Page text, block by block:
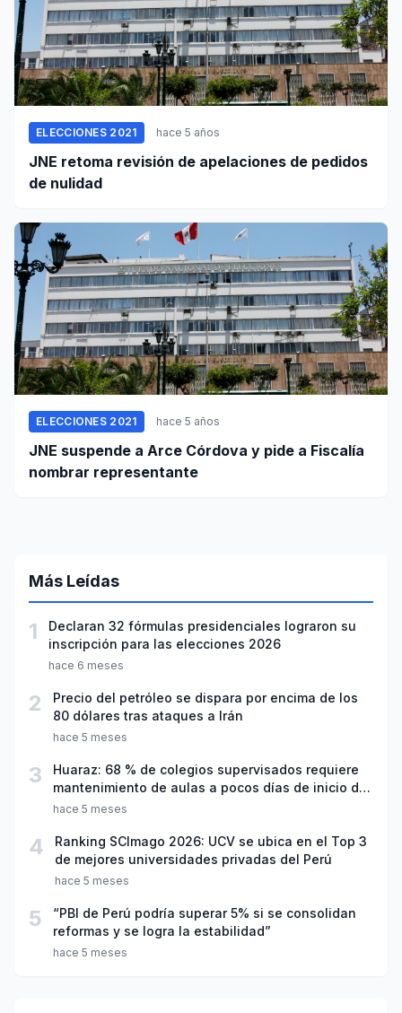
ELECCIONES 2021 hace 5 años
JNE retoma revisión de apelaciones de pedidos
de nulidad
ELECCIONES 2021 hace 5 años
JNE suspende a Arce Córdova y pide a Fiscalía
nombrar representante
Más Leídas
1
Declaran 32 fórmulas presidenciales lograron su
inscripción para las elecciones 2026
hace 6 meses
2
Precio del petróleo se dispara por encima de los
80 dólares tras ataques a Irán
hace 5 meses
3
Huaraz: 68 % de colegios supervisados requiere
mantenimiento de aulas a pocos días de inicio del
año escolar 2026
hace 5 meses
4
Ranking SCImago 2026: UCV se ubica en el Top 3
de mejores universidades privadas del Perú
hace 5 meses
5
“PBI de Perú podría superar 5% si se consolidan
reformas y se logra la estabilidad”
hace 5 meses